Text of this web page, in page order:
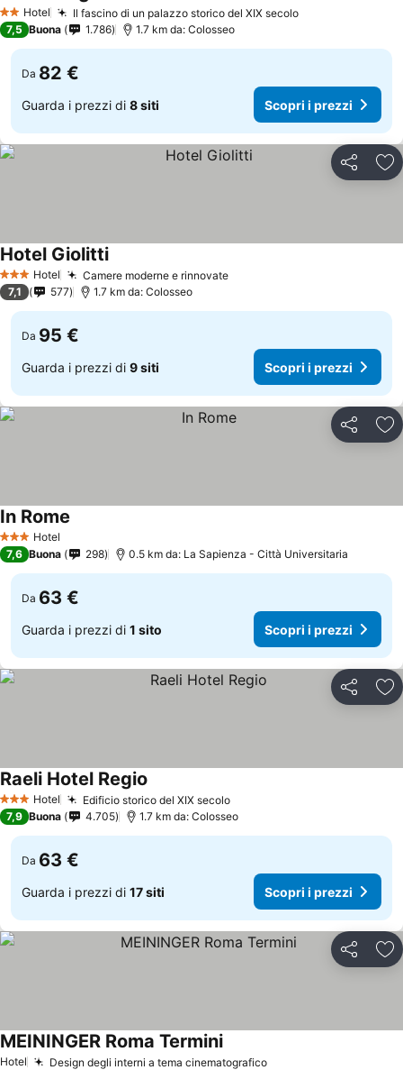
2 StelleHotel Il fascino di un palazzo storico del XIX secolo
7,5 Buona 1.786 1.7 km da: Colosseo
Da 82 €
Guarda i prezzi di 8 siti Scopri i prezzi
Condividi
3 StelleHotel Camere moderne e rinnovate
Hotel Giolitti
7,1 577 1.7 km da: Colosseo
Da 95 €
Guarda i prezzi di 9 siti Scopri i prezzi
Condividi
3 StelleHotel
In Rome
7,6 Buona 298 0.5 km da: La Sapienza - Città Universitaria
Da 63 €
Guarda i prezzi di 1 sito Scopri i prezzi
Condividi
3 StelleHotel Edificio storico del XIX secolo
Raeli Hotel Regio
7,9 Buona 4.705 1.7 km da: Colosseo
Da 63 €
Guarda i prezzi di 17 siti Scopri i prezzi
Condividi
Hotel Design degli interni a tema cinematografico
MEININGER Roma Termini